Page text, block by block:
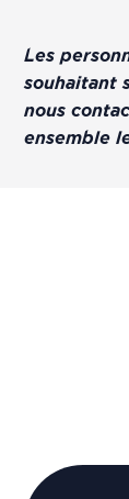
Les
souhaitant
nous
ensemble